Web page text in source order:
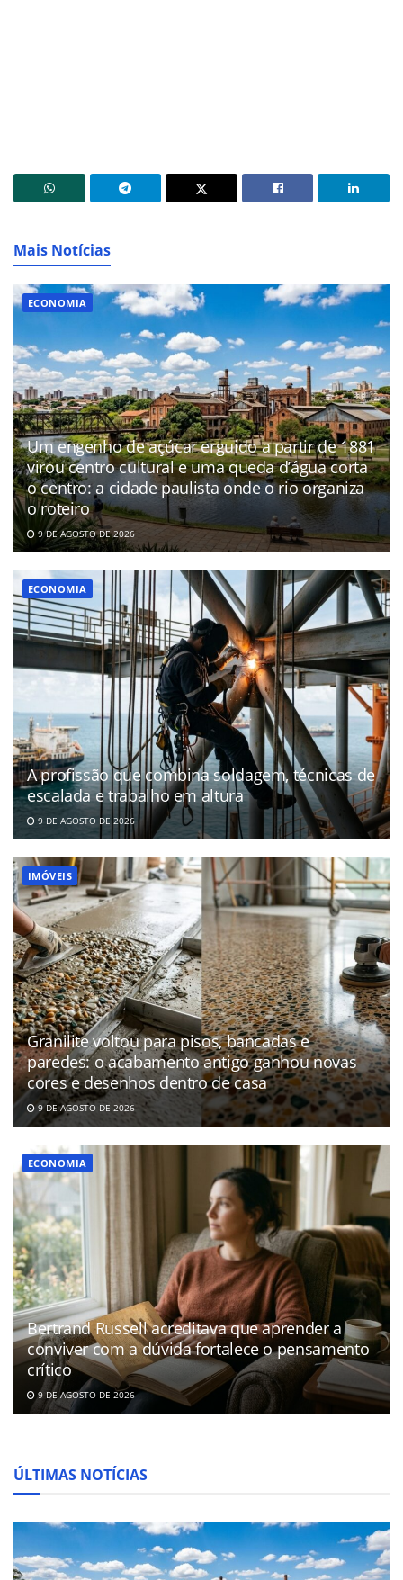
Mais Notícias
ECONOMIA
Um engenho de açúcar erguido a partir de 1881
virou centro cultural e uma queda d’água corta
o centro: a cidade paulista onde o rio organiza
o roteiro
9 DE AGOSTO DE 2026
ECONOMIA
A profissão que combina soldagem, técnicas de
escalada e trabalho em altura
9 DE AGOSTO DE 2026
IMÓVEIS
Granilite voltou para pisos, bancadas e
paredes: o acabamento antigo ganhou novas
cores e desenhos dentro de casa
9 DE AGOSTO DE 2026
ECONOMIA
Bertrand Russell acreditava que aprender a
conviver com a dúvida fortalece o pensamento
crítico
9 DE AGOSTO DE 2026
ÚLTIMAS NOTÍCIAS